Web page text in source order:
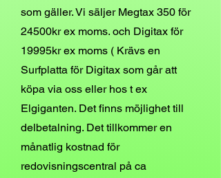
som gäller. Vi säljer Megtax 350 för
24500kr ex moms. och Digitax för
19995kr ex moms ( Krävs en
Surfplatta för Digitax som går att
köpa via oss eller hos t ex
Elgiganten. Det finns möjlighet till
delbetalning. Det tillkommer en
månatlig kostnad för
redovisningscentral på ca